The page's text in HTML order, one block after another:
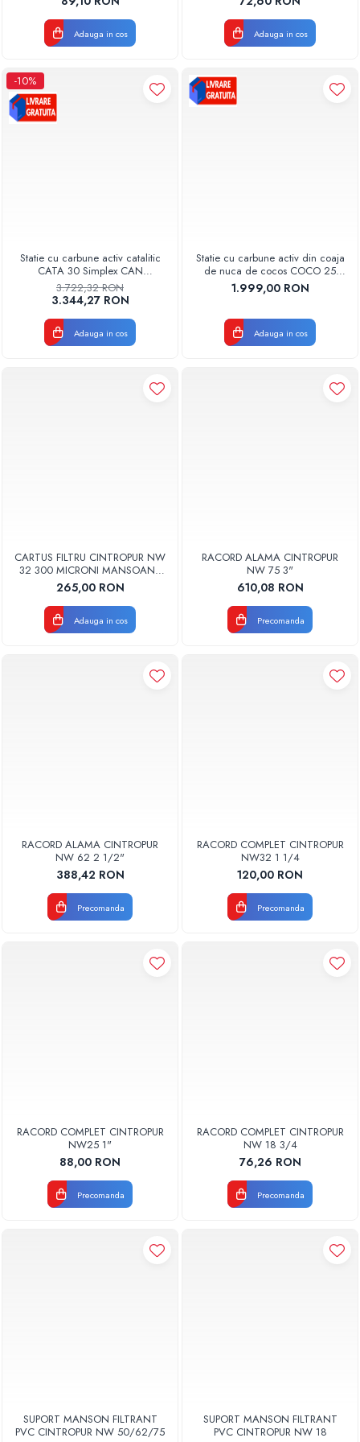
Pompe de caldura
Centrale peleti lemn
AQUA08810411000
Adauga in cos Adauga in cos
-10%
Statie cu carbune activ catalitic
CATA 30 Simplex CAN
Q=0,7MC/H Aquapur valhoh
valrom
3.722,32 RON
3.344,27 RON
Adauga in cos
Statie cu carbune activ din coaja
de nuca de cocos COCO 25
Simplex CAN Q=0.6MC/H
Aquapur Valhoh Valrom
1.999,00 RON
Adauga in cos
CARTUS FILTRU CINTROPUR NW
32 300 MICRONI MANSOANE
FILTRARE SET 5BUC
265,00 RON
Adauga in cos
RACORD ALAMA CINTROPUR
NW 75 3"
610,08 RON
Precomanda
RACORD ALAMA CINTROPUR
NW 62 2 1/2"
388,42 RON
Precomanda
RACORD COMPLET CINTROPUR
NW32 1 1/4
120,00 RON
Precomanda
RACORD COMPLET CINTROPUR
NW25 1"
88,00 RON
Precomanda
RACORD COMPLET CINTROPUR
NW 18 3/4
76,26 RON
Precomanda
SUPORT MANSON FILTRANT
PVC CINTROPUR NW 50/62/75
SUPORT MANSON FILTRANT
PVC CINTROPUR NW 18